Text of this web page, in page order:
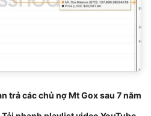
trả các chủ nợ Mt Gox sau 7 năm